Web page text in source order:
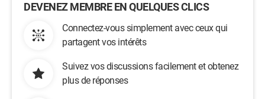
DEVENEZ MEMBRE EN QUELQUES CLICS
Connectez-vous simplement avec ceux qui
partagent vos intérêts
Suivez vos discussions facilement et obtenez
plus de réponses